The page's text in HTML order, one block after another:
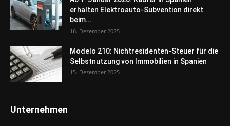
erhalten Elektroauto-Subvention direkt
beim...
16. Dezember 2025
Modelo 210: Nichtresidenten-Steuer für die
Selbstnutzung von Immobilien in Spanien
15. Dezember 2025
Unternehmen